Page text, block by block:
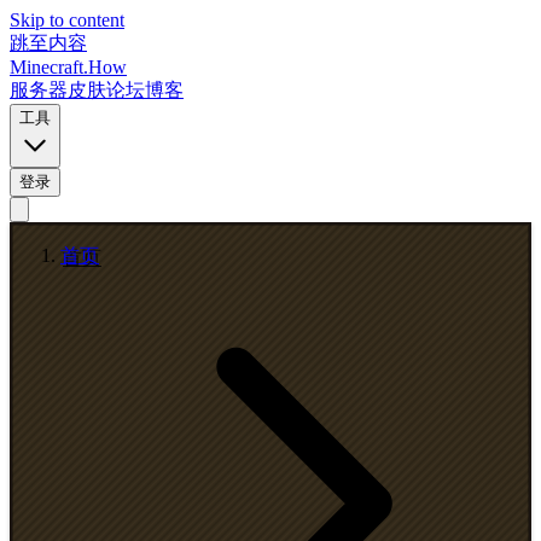
Skip to content
跳至内容
Minecraft.How
服务器皮肤论坛博客
工具
登录
首页